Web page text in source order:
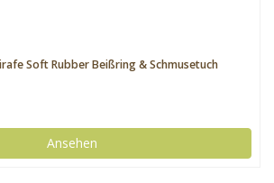
Soft Rubber Beißring & Schmusetuch
Ansehen